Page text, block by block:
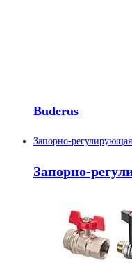
Buderus
Запорно-
Запорно-